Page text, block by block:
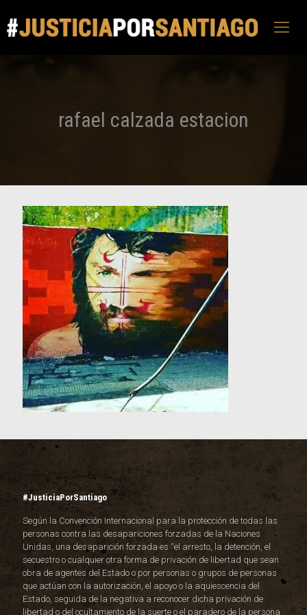
rafael calzada estacion
#JusticiaPorSantiago
Según la Convención Internacional para la protección de todas las
personas contra las desapariciones forzadas de la Naciones
Unidas, una desaparición forzada es “el arresto, la detención, el
secuestro o cualquier otra forma de privación de libertad que sean
obra de agentes del Estado o por personas o grupos de personas
que actúan con la autorización, el apoyo o la aquiescencia del
Estado, seguida de la negativa a reconocer dicha privación de
libertad o del ocultamiento de la suerte o el paradero de la persona